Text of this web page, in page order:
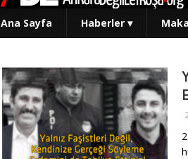
Ana Sayfa Haberler ▾